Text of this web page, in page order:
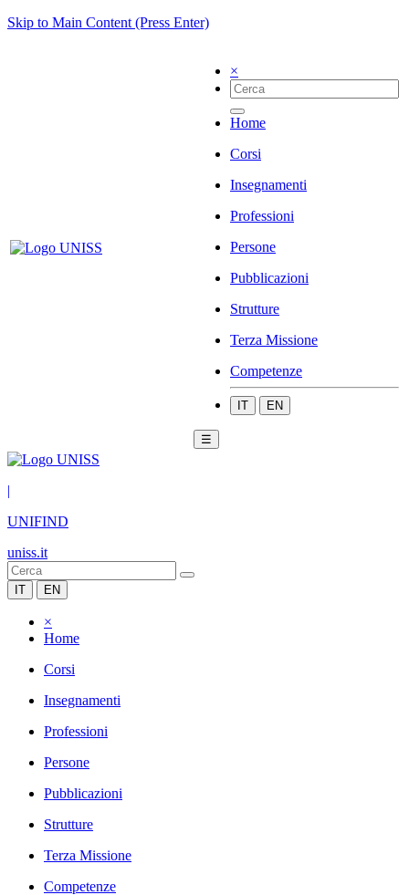
Skip to Main Content (Press Enter)
×
Home
Corsi
Insegnamenti
Professioni
Persone
Pubblicazioni
Strutture
Terza Missione
Competenze
IT EN
☰
|
UNIFIND
uniss.it
IT EN
×
Home
Corsi
Insegnamenti
Professioni
Persone
Pubblicazioni
Strutture
Terza Missione
Competenze